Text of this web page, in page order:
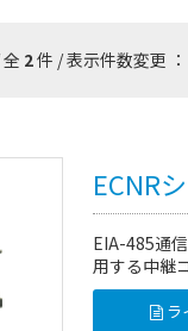
2件 / 表示件数変更 ：
ECNR
EIA-485通
用する中継
ラ